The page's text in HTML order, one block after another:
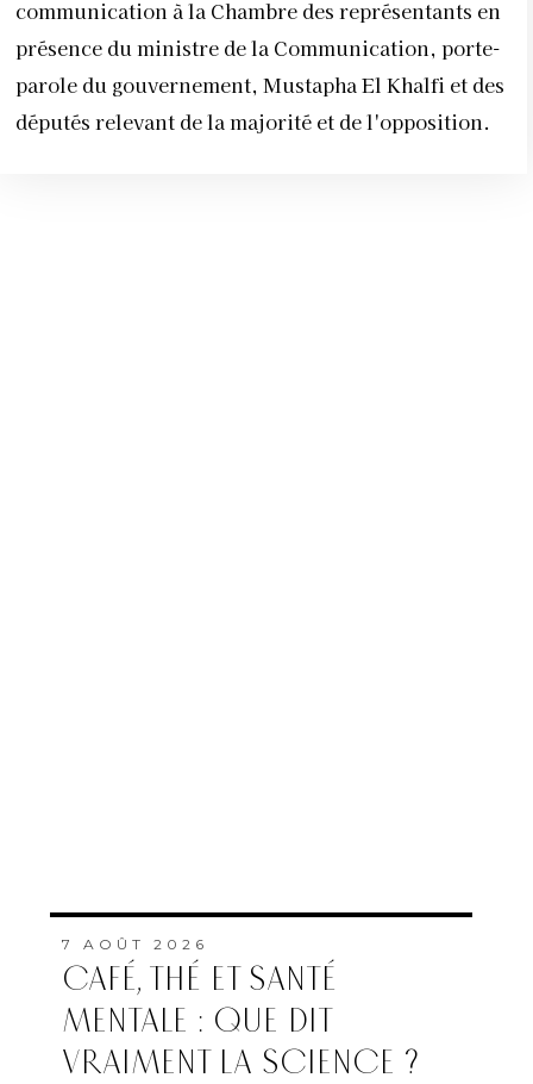
communication à la Chambre des représentants en
présence du ministre de la Communication, porte-
parole du gouvernement, Mustapha El Khalfi et des
députés relevant de la majorité et de l'opposition.
7 AOÛT 2026
CAFÉ, THÉ ET SANTÉ
MENTALE : QUE DIT
VRAIMENT LA SCIENCE ?